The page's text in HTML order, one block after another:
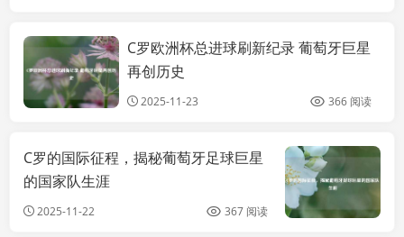
资讯
C罗欧洲杯总进球刷新纪录 葡萄牙巨星
再创历史
2025-11-23 366 阅读
C罗的国际征程，揭秘葡萄牙足球巨星
的国家队生涯
2025-11-22 367 阅读